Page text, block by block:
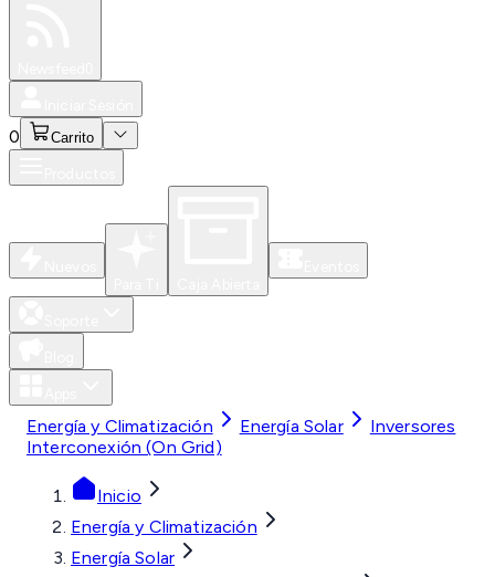
0 Carrito
Energía y Climatización Energía Solar
Inversores
Interconexión (On Grid)
Inicio
Energía y Climatización
Energía Solar